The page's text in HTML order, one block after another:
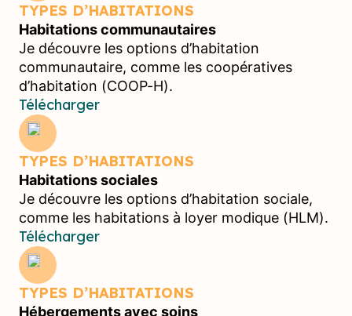
TYPES D’HABITATIONS
Habitations communautaires
Je découvre les options d’habitation
communautaire, comme les coopératives
d’habitation (COOP-H).
Télécharger
TYPES D’HABITATIONS
Habitations sociales
Je découvre les options d’habitation sociale,
comme les habitations à loyer modique (HLM).
Télécharger
TYPES D’HABITATIONS
Hébergements avec soins